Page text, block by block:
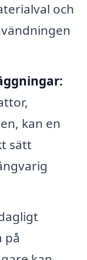
och
kan en
sätt
på